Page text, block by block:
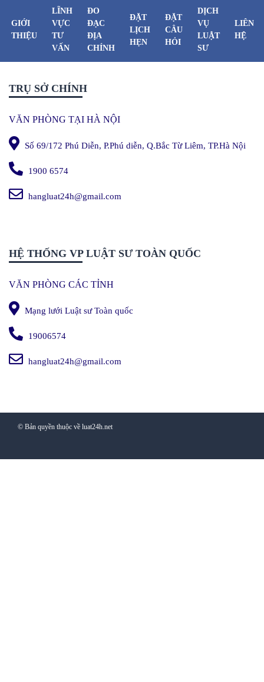
GIỚI
THIỆU
LĨNH
VỰC
TƯ
VẤN
ĐO
ĐẠC
ĐỊA
CHÍNH
ĐẶT
LỊCH
HẸN
ĐẶT
CÂU
HỎI
DỊCH
VỤ
LUẬT
SƯ
LIÊN
HỆ
TRỤ SỞ CHÍNH
VĂN PHÒNG TẠI HÀ NỘI
Số 69/172 Phú Diễn, P.Phú diễn, Q.Bắc Từ Liêm, TP.Hà Nội
1900 6574
hangluat24h@gmail.com
HỆ THỐNG VP LUẬT SƯ TOÀN QUỐC
VĂN PHÒNG CÁC TỈNH
Mạng lưới Luật sư Toàn quốc
19006574
hangluat24h@gmail.com
© Bản quyền thuộc về luat24h.net